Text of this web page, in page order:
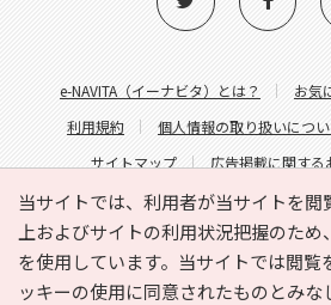
当サイトでは、利用者が当サイトを
上およびサイトの利用状況把握のため
を使用しています。当サイトでは閲覧
ッキーの使用に同意されたものとみな
e-NAVITA（イーナビタ）とは？ お気
利用規約
個人情報の取り扱いにつ
サイトマップ
広告掲載に関する
サイトの内容に関するお問